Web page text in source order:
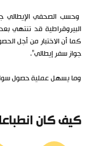
وحسب الصحفي الإيطالي
كما أن الاختبار من أجل
جواز سفر إيطالي”.
وما يسهل عملية حصول
كيف كان